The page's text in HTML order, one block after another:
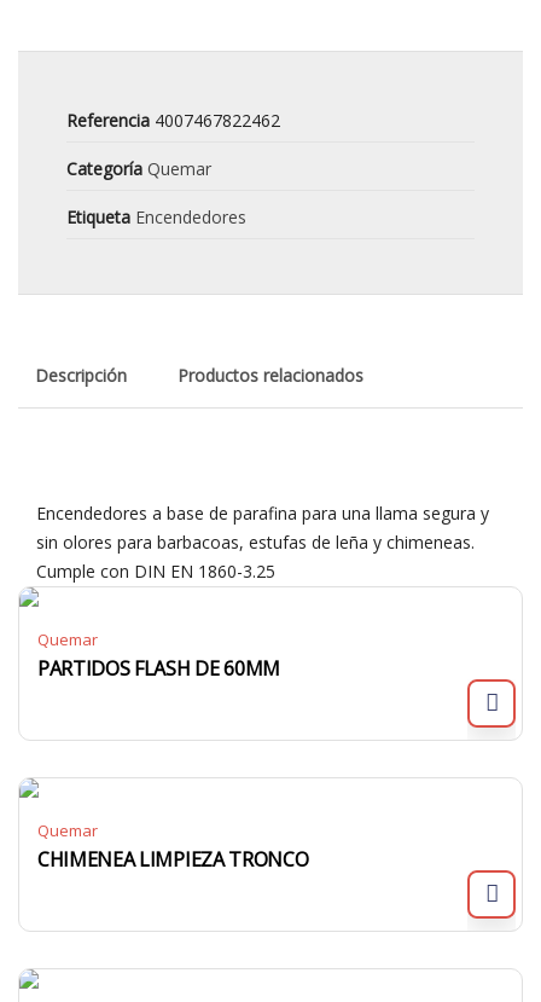
Referencia 4007467822462
Categoría Quemar
Etiqueta Encendedores
Descripción Productos relacionados
Encendedores a base de parafina para una llama segura y
sin olores para barbacoas, estufas de leña y chimeneas.
Cumple con DIN EN 1860-3.25
Quemar
PARTIDOS FLASH DE 60MM
Quemar
CHIMENEA LIMPIEZA TRONCO